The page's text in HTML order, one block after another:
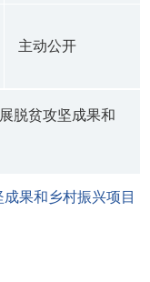
主动公开
脱贫攻坚成果和
果和乡村振兴项目